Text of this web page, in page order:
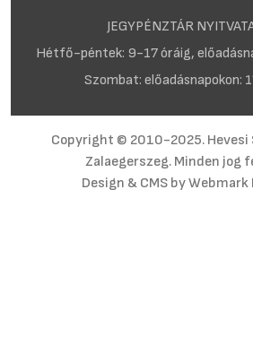
JEGYPÉNZTÁR
Hétfő-péntek: 9-17 óráig,
Szombat: előadásnapokon:
Copyright © 2010-2025. Hevesi
Zalaegerszeg. Minden jog
Design & CMS byWebmark